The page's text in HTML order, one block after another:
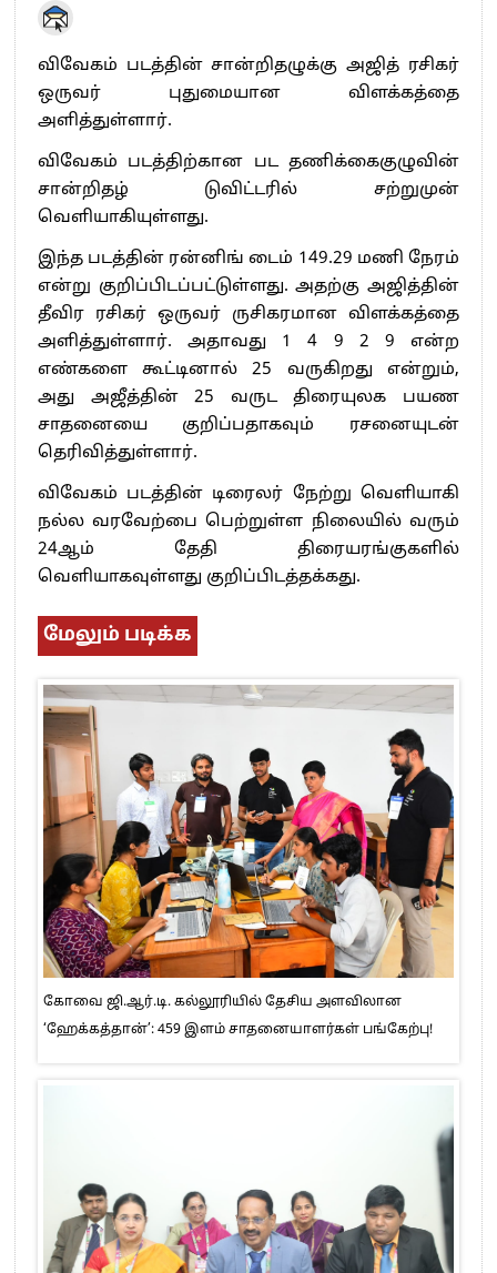
விவேகம் படத்தின் சான்றிதழுக்கு அஜித் ரசிகர்
ஒருவர் புதுமையான விளக்கத்தை
அளித்துள்ளார்.
விவேகம் படத்திற்கான பட தணிக்கைகுழுவின்
சான்றிதழ் டுவிட்டரில் சற்றுமுன்
வெளியாகியுள்ளது.
இந்த படத்தின் ரன்னிங் டைம் 149.29 மணி நேரம்
என்று குறிப்பிடப்பட்டுள்ளது. அதற்கு அஜித்தின்
தீவிர ரசிகர் ஒருவர் ருசிகரமான விளக்கத்தை
அளித்துள்ளார். அதாவது 1 4 9 2 9 என்ற
எண்களை கூட்டினால் 25 வருகிறது என்றும்,
அது அஜீத்தின் 25 வருட திரையுலக பயண
சாதனையை குறிப்பதாகவும் ரசனையுடன்
தெரிவித்துள்ளார்.
விவேகம் படத்தின் டிரைலர் நேற்று வெளியாகி
நல்ல வரவேற்பை பெற்றுள்ள நிலையில் வரும்
24ஆம் தேதி திரையரங்குகளில்
வெளியாகவுள்ளது குறிப்பிடத்தக்கது.
மேலும் படிக்க
கோவை ஜி.ஆர்.டி. கல்லூரியில் தேசிய அளவிலான
‘ஹேக்கத்தான்’: 459 இளம் சாதனையாளர்கள் பங்கேற்பு!